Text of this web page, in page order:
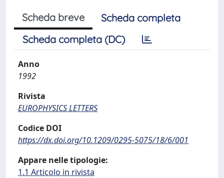
Scheda breve
Scheda completa
Scheda completa (DC)
Anno
1992
Rivista
EUROPHYSICS LETTERS
Codice DOI
https://dx.doi.org/10.1209/0295-5075/18/6/001
Appare nelle tipologie:
1.1 Articolo in rivista